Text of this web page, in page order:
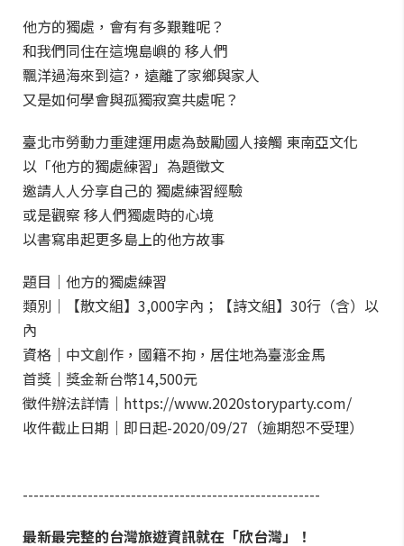
他方的獨處，會有有多艱難呢？
和我們同住在這塊島嶼的 移人們
飄洋過海來到這?，遠離了家鄉與家人
又是如何學會與孤獨寂寞共處呢？
臺北市勞動力重建運用處為鼓勵國人接觸 東南亞文化
以「他方的獨處練習」為題徵文
邀請人人分享自己的 獨處練習經驗
或是觀察 移人們獨處時的心境
以書寫串起更多島上的他方故事
題目｜他方的獨處練習
類別｜【散文組】3,000字內；【詩文組】30行（含）以
內
資格｜中文創作，國籍不拘，居住地為臺澎金馬
首獎｜獎金新台幣14,500元
徵件辦法詳情｜https://www.2020storyparty.com/
收件截止日期｜即日起-2020/09/27（逾期恕不受理）
-------------------------------------------------------
最新最完整的台灣旅遊資訊就在「欣台灣」！